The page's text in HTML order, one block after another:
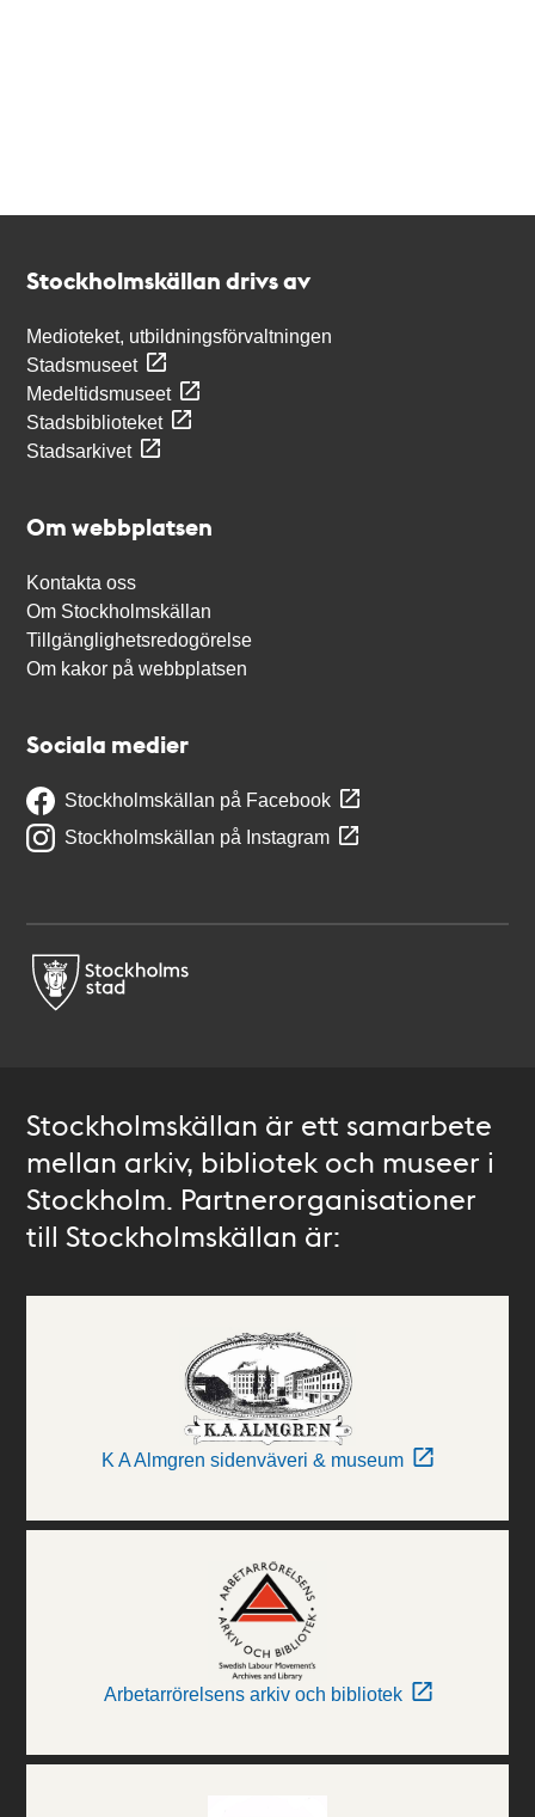
Stockholmskällan drivs av
Medioteket, utbildningsförvaltningen
Stadsmuseet
Medeltidsmuseet
Stadsbiblioteket
Stadsarkivet
Om webbplatsen
Kontakta oss
Om Stockholmskällan
Tillgänglighetsredogörelse
Om kakor på webbplatsen
Sociala medier
Stockholmskällan på Facebook
Stockholmskällan på Instagram
Stockholmskällan är ett samarbete
mellan arkiv, bibliotek och museer i
Stockholm. Partnerorganisationer
till Stockholmskällan är:
K A Almgren sidenväveri & museum
Arbetarrörelsens arkiv och bibliotek